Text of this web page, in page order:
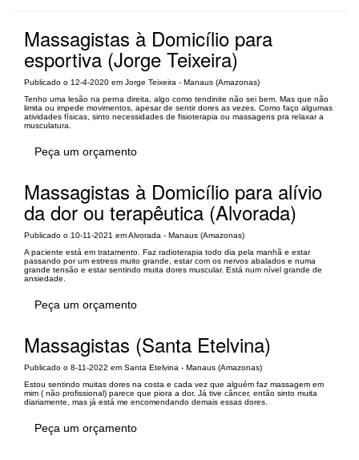
Massagistas à Domicílio para
esportiva (Jorge Teixeira)
Publicado o 12-4-2020 em Jorge Teixeira - Manaus (Amazonas)
Tenho uma lesão na perna direita, algo como tendinite não sei bem. Mas que não
limita ou impede movimentos, apesar de sentir dores as vezes. Como faço algumas
atividades físicas, sinto necessidades de fisioterapia ou massagens pra relaxar a
musculatura.
Peça um orçamento
Massagistas à Domicílio para alívio
da dor ou terapêutica (Alvorada)
Publicado o 10-11-2021 em Alvorada - Manaus (Amazonas)
A paciente está em tratamento. Faz radioterapia todo dia pela manhã e estar
passando por um estress muito grande, estar com os nervos abalados e numa
grande tensão e estar sentindo muita dores muscular. Está num nível grande de
ansiedade.
Peça um orçamento
Massagistas (Santa Etelvina)
Publicado o 8-11-2022 em Santa Etelvina - Manaus (Amazonas)
Estou sentindo muitas dores na costa e cada vez que alguém faz massagem em
mim ( não profissional) parece que piora a dor. Já tive câncer, então sinto muita
diariamente, mas já está me encomendando demais essas dores.
Peça um orçamento